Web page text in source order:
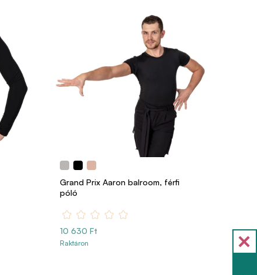
Grand Prix Aaron balroom, férfi
póló
10 630 Ft
Raktáron